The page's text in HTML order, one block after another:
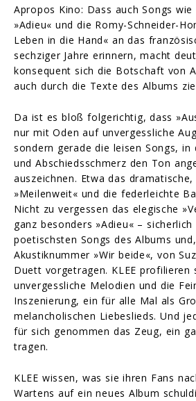
Apropos Kino: Dass auch Songs wie
»Adieu« und die Romy-Schneider-
Leben in die Hand« an das
sechziger Jahre erinnern, macht
konsequent sich die Botschaft von
auch durch die Texte des Albums
Da ist es bloß folgerichtig, dass
nur mit Oden auf unvergessliche
sondern gerade die leisen Songs, in
und Abschiedsschmerz den Ton
auszeichnen. Etwa das
»Meilenweit« und die federleichte
Nicht zu vergessen das elegische
ganz besonders »Adieu« –
poetischsten Songs des Albums
Akustiknummer »Wir beide«, von
Duett vorgetragen. KLEE profilieren
unvergessliche Melodien und die
Inszenierung, ein für alle Mal als
melancholischen Liebeslieds. Und
für sich genommen das Zeug, ein
tragen.
KLEE wissen, was sie ihren Fans
Wartens auf ein neues Album